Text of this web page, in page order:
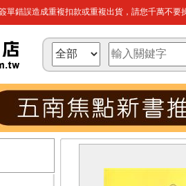
單錯誤造成重複扣款或重複出貨，請您千萬不要